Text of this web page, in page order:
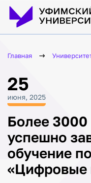
Главная
25
июня, 2025
Более
успешно
обучение
«Цифровые